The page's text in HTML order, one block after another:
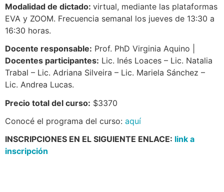
Modalidad de dictado: virtual, mediante las plataformas
EVA y ZOOM. Frecuencia semanal los jueves de 13:30 a
16:30 horas.
Docente responsable: Prof. PhD Virginia Aquino |
Docentes participantes: Lic. Inés Loaces – Lic. Natalia
Trabal – Lic. Adriana Silveira – Lic. Mariela Sánchez –
Lic. Andrea Lucas.
Precio total del curso: $3370
Conocé el programa del curso: aquí
INSCRIPCIONES EN EL SIGUIENTE ENLACE: link a
inscripción